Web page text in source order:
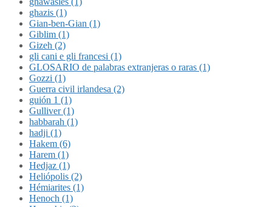
ghazis (1)
Gian-ben-Gian (1)
Giblim (1)
Gizeh (2)
gli cani e gli francesi (1)
GLOSARIO de palabras extranjeras o raras (1)
Gozzi (1)
Guerra civil irlandesa (2)
guión 1 (1)
Gulliver (1)
habbarah (1)
hadji (1)
Hakem (6)
Harem (1)
Hedjaz (1)
Heliópolis (2)
Hémiarites (1)
Henoch (1)